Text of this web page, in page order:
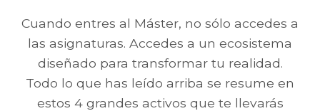
Cuando entres al Máster, no sólo accedes a
las asignaturas. Accedes a un ecosistema
diseñado para transformar tu realidad.
Todo lo que has leído arriba se resume en
estos 4 grandes activos que te llevarás